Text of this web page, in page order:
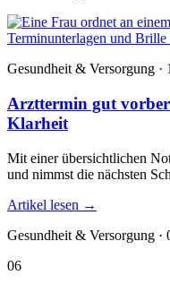
Gesundheit & Versorgung ·
Arzttermin gut
Klarheit
Mit einer übersichtlichen
und nimmst die nächsten
Artikel lesen →
Gesundheit & Versorgung ·
06